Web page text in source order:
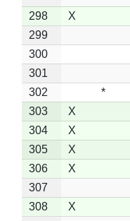
298
X
299
300
301
302
*
303
X
304
X
305
X
306
X
307
308
X